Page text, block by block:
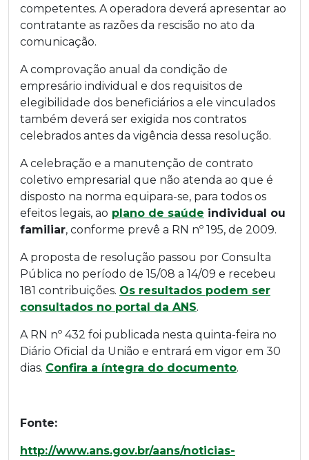
competentes. A operadora deverá apresentar ao
contratante as razões da rescisão no ato da
comunicação.
A comprovação anual da condição de
empresário individual e dos requisitos de
elegibilidade dos beneficiários a ele vinculados
também deverá ser exigida nos contratos
celebrados antes da vigência dessa resolução.
A celebração e a manutenção de contrato
coletivo empresarial que não atenda ao que é
disposto na norma equipara-se, para todos os
efeitos legais, ao plano de saúde individual ou
familiar, conforme prevê a RN nº 195, de 2009.
A proposta de resolução passou por Consulta
Pública no período de 15/08 a 14/09 e recebeu
181 contribuições. Os resultados podem ser
consultados no portal da ANS.
A RN nº 432 foi publicada nesta quinta-feira no
Diário Oficial da União e entrará em vigor em 30
dias. Confira a íntegra do documento.
Fonte:
http://www.ans.gov.br/aans/noticias-